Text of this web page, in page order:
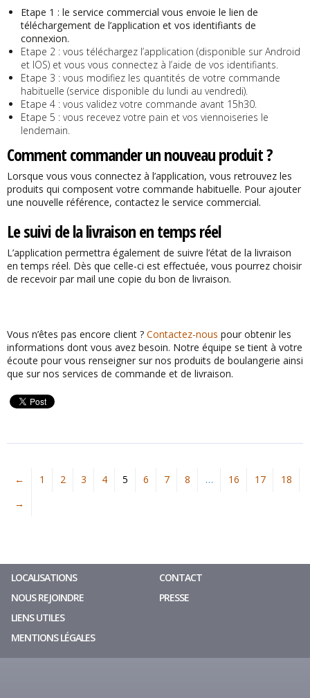
Etape 1 : le service commercial vous envoie le lien de
téléchargement de l’application et vos identifiants de
connexion.
Etape 2 : vous téléchargez l’application (disponible sur Android
et IOS) et vous vous connectez à l’aide de vos identifiants.
Etape 3 : vous modifiez les quantités de votre commande
habituelle (service disponible du lundi au vendredi).
Etape 4 : vous validez votre commande avant 15h30.
Etape 5 : vous recevez votre pain et vos viennoiseries le
lendemain.
Comment commander un nouveau produit ?
Lorsque vous vous connectez à l’application, vous retrouvez les
produits qui composent votre commande habituelle. Pour ajouter
une nouvelle référence, contactez le service commercial.
Le suivi de la livraison en temps réel
L’application permettra également de suivre l’état de la livraison
en temps réel. Dès que celle-ci est effectuée, vous pourrez choisir
de recevoir par mail une copie du bon de livraison.
Vous n’êtes pas encore client ? Contactez-nous pour obtenir les
informations dont vous avez besoin. Notre équipe se tient à votre
écoute pour vous renseigner sur nos produits de boulangerie ainsi
que sur nos services de commande et de livraison.
← 1 2 3 4 5 6 7 8 … 16 17
18
→
LOCALISATIONS
CONTACT
NOUS REJOINDRE
PRESSE
LIENS UTILES
MENTIONS LÉGALES